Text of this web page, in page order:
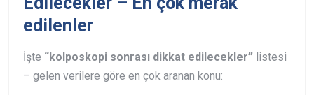
edilenler
İşte “kolposkopi sonrası dikkat edilecekler” listesi
– gelen verilere göre en çok aranan konu: